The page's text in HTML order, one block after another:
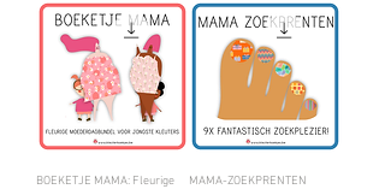
BOEKETJE MAMA: Fleurige
MAMA-ZOEKPRENTEN